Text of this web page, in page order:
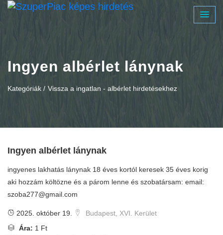
Ingyen albérlet lánynak
Kategóriák / Vissza a ingatlan - albérlet hirdetésekhez
Ingyen albérlet lánynak
ingyenes lakhatás lánynak 18 éves kortól keresek 35 éves korig
aki hozzám költözne és a párom lenne és szobatársam: email:
szoba277@gmail.com
2025. október 19.
Budapest, XVI. Kerület
Ára: 1 Ft